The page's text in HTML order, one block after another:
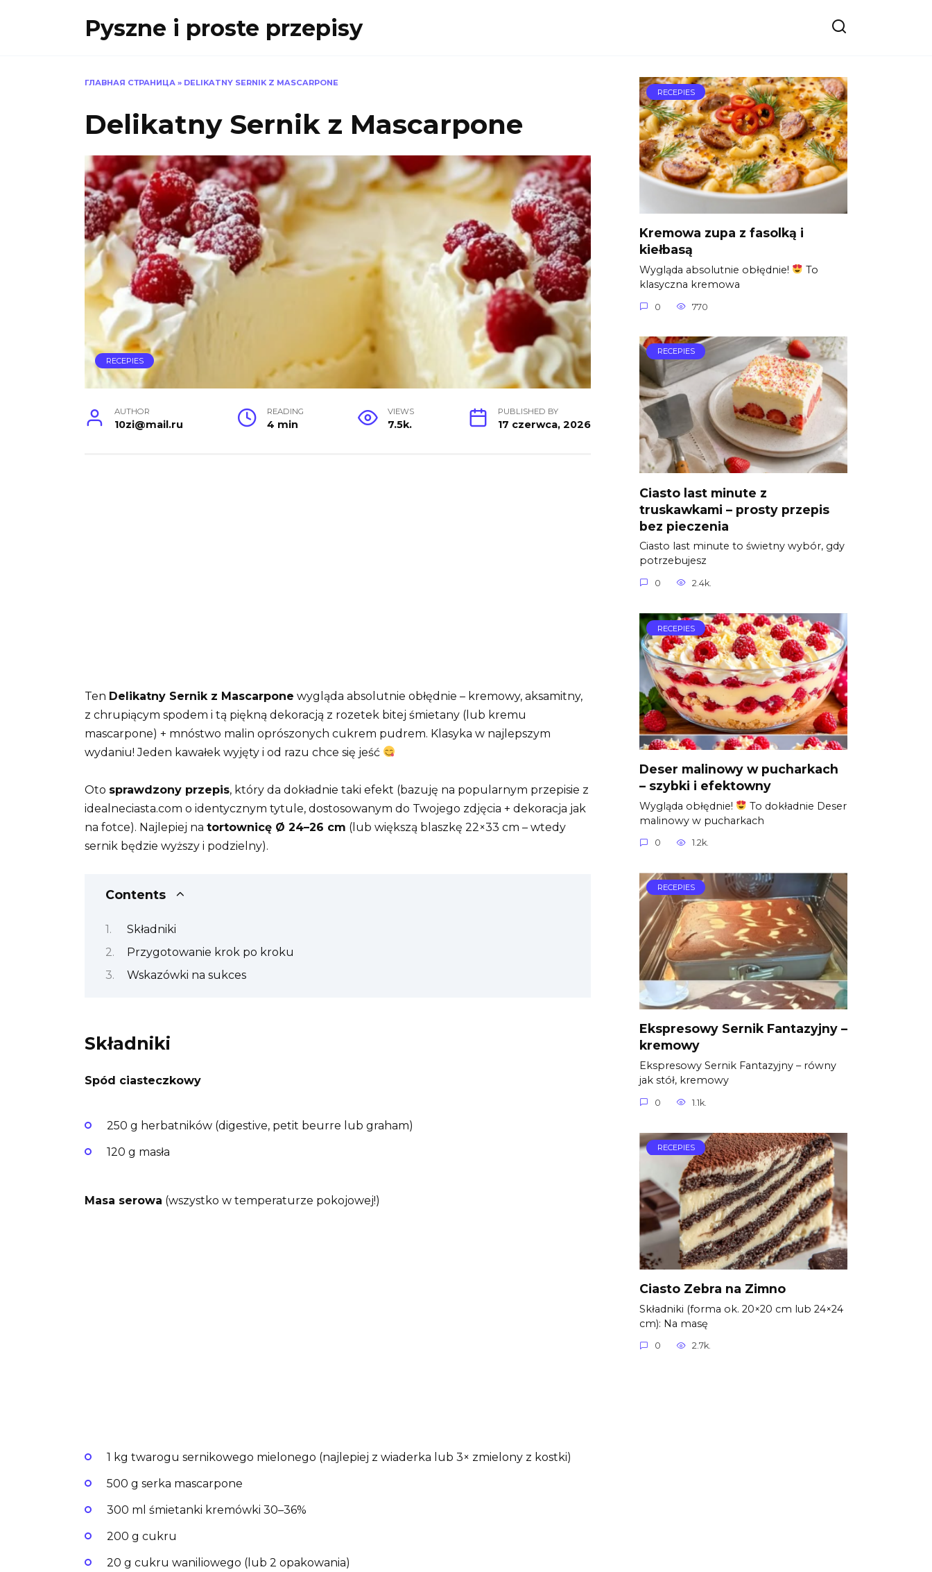
Pyszne i proste przepisy
ГЛАВНАЯ СТРАНИЦА » DELIKATNY SERNIK Z MASCARPONE
Delikatny Sernik z Mascarpone
RECEPIES
AUTHOR
10zi@mail.ru
READING
4 min
VIEWS
7.5k.
PUBLISHED BY
17 czerwca, 2026
Ten Delikatny Sernik z Mascarpone wygląda absolutnie obłędnie – kremowy, aksamitny,
z chrupiącym spodem i tą piękną dekoracją z rozetek bitej śmietany (lub kremu
mascarpone) + mnóstwo malin oprószonych cukrem pudrem. Klasyka w najlepszym
wydaniu! Jeden kawałek wyjęty i od razu chce się jeść
Oto sprawdzony przepis, który da dokładnie taki efekt (bazuję na popularnym przepisie z
idealneciasta.com o identycznym tytule, dostosowanym do Twojego zdjęcia + dekoracja jak
na fotce). Najlepiej na tortownicę Ø 24–26 cm (lub większą blaszkę 22×33 cm – wtedy
sernik będzie wyższy i podzielny).
Contents
Składniki
Przygotowanie krok po kroku
Wskazówki na sukces
Składniki
Spód ciasteczkowy
250 g herbatników (digestive, petit beurre lub graham)
120 g masła
Masa serowa (wszystko w temperaturze pokojowej!)
1 kg twarogu sernikowego mielonego (najlepiej z wiaderka lub 3× zmielony z kostki)
500 g serka mascarpone
300 ml śmietanki kremówki 30–36%
200 g cukru
20 g cukru waniliowego (lub 2 opakowania)
RECEPIES
Kremowa zupa z fasolką i
kiełbasą
Wygląda absolutnie obłędnie!
To
klasyczna kremowa
0 770
RECEPIES
Ciasto last minute z
truskawkami – prosty przepis
bez pieczenia
Ciasto last minute to świetny wybór, gdy
potrzebujesz
0 2.4k.
RECEPIES
Deser malinowy w pucharkach
– szybki i efektowny
Wygląda obłędnie!
To dokładnie Deser
malinowy w pucharkach
0 1.2k.
RECEPIES
Ekspresowy Sernik Fantazyjny –
kremowy
Ekspresowy Sernik Fantazyjny – równy
jak stół, kremowy
0 1.1k.
RECEPIES
Ciasto Zebra na Zimno
Składniki (forma ok. 20×20 cm lub 24×24
cm): Na masę
0 2.7k.